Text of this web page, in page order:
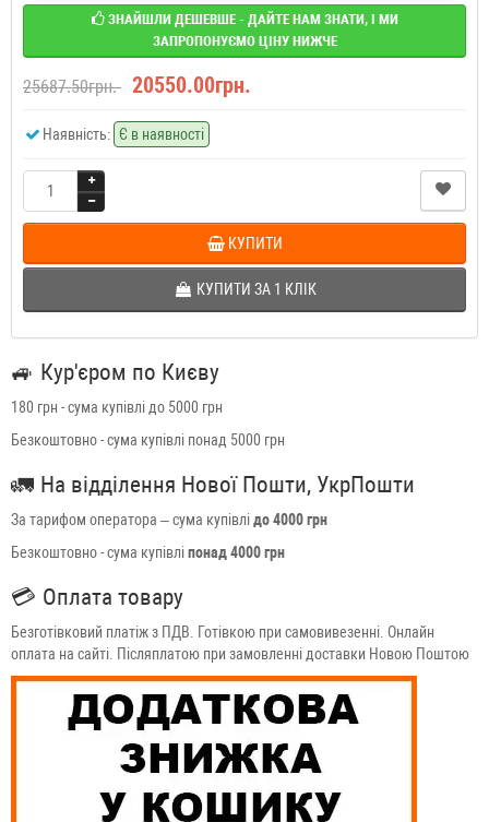
ЗНАЙШЛИ ДЕШЕВШЕ - ДАЙТЕ НАМ ЗНАТИ, І МИ
ЗАПРОПОНУЄМО ЦІНУ НИЖЧЕ
25687.50грн. 20550.00грн.
Наявність: Є в наявності
КУПИТИ
КУПИТИ ЗА 1 КЛIК
🚙 Кур'єром по Києву
180 грн - сума купівлі до 5000 грн
Безкоштовно - сума купівлі понад 5000 грн
🚛 На відділення Нової Пошти, УкрПошти
За тарифом оператора – сума купівлідо 4000 грн
Безкоштовно - сума купівліпонад 4000 грн
💳 Оплата товару
Безготівковий платіж з ПДВ. Готівкою при самовивезенні. Онлайн
оплата на сайті. Післяплатою при замовленні доставки Новою Поштою